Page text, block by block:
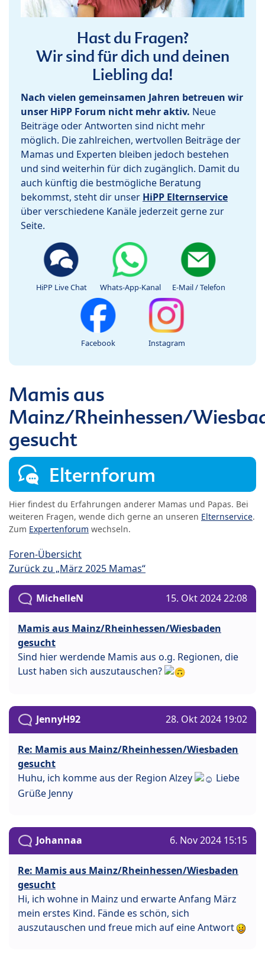
Hast du Fragen?
Wir sind für dich und deinen
Liebling da!
Nach vielen gemeinsamen Jahren betreuen wir
unser HiPP Forum nicht mehr aktiv. Neue
Beiträge oder Antworten sind nicht mehr
möglich. Die zahlreichen, wertvollen Beiträge der
Mamas und Experten bleiben jedoch bestehen
und sind weiterhin für dich zugänglich. Damit du
auch künftig die bestmögliche Beratung
bekommst, steht dir unser HiPP Elternservice
über verschiedene Kanäle jederzeit gerne zur
Seite.
HiPP Live Chat Whats-App-Kanal E-Mail / Telefon
Facebook Instagram
Mamis aus
Mainz/Rheinhessen/
gesucht
Elternforum
Hier findest du Erfahrungen anderer Mamas und Papas. Bei
weiteren Fragen, wende dich gerne an unseren Elternservice.
Zum Expertenforum wechseln.
Foren-Übersicht
Zurück zu „März 2025 Mamas“
MichelleN 15. Okt 2024 22:08
Mamis aus Mainz/Rheinhessen/Wiesbaden
gesucht
Sind hier werdende Mamis aus o.g. Regionen, die
Lust haben sich auszutauschen?
JennyH92 28. Okt 2024 19:02
Re: Mamis aus Mainz/Rheinhessen/Wiesbaden
gesucht
Huhu, ich komme aus der Region Alzey
Liebe
Grüße Jenny
Johannaa 6. Nov 2024 15:15
Re: Mamis aus Mainz/Rheinhessen/Wiesbaden
gesucht
Hi, ich wohne in Mainz und erwarte Anfang März
mein erstes Kind. Fände es schön, sich
auszutauschen und freue mich auf eine Antwort